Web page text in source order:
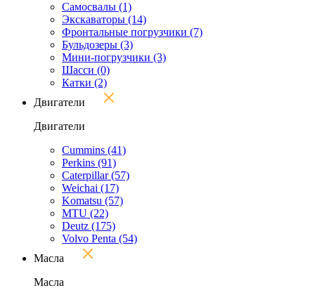
Самосвалы (1)
Экскаваторы (14)
Фронтальные погрузчики (7)
Бульдозеры (3)
Мини-погрузчики (3)
Шасси (0)
Катки (2)
Двигатели
Двигатели
Cummins (41)
Perkins (91)
Caterpillar(57)
Weichai (17)
Komatsu (57)
MTU (22)
Deutz (175)
Volvo Penta (54)
Масла
Масла